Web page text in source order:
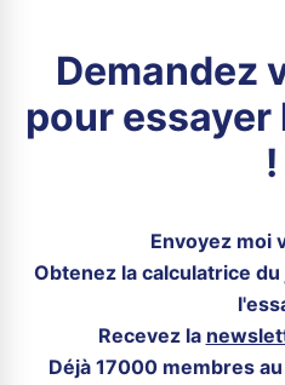
Demandez
pour
!
Envoyez moi
Obtenez la calculatrice
Recevez la
Déjà 17000 membres